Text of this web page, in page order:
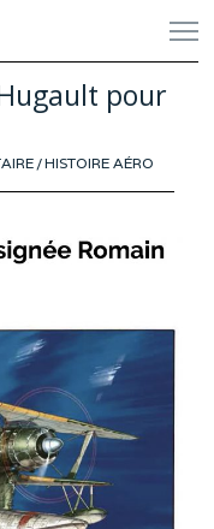
pour
/HISTOIRE AÉRO